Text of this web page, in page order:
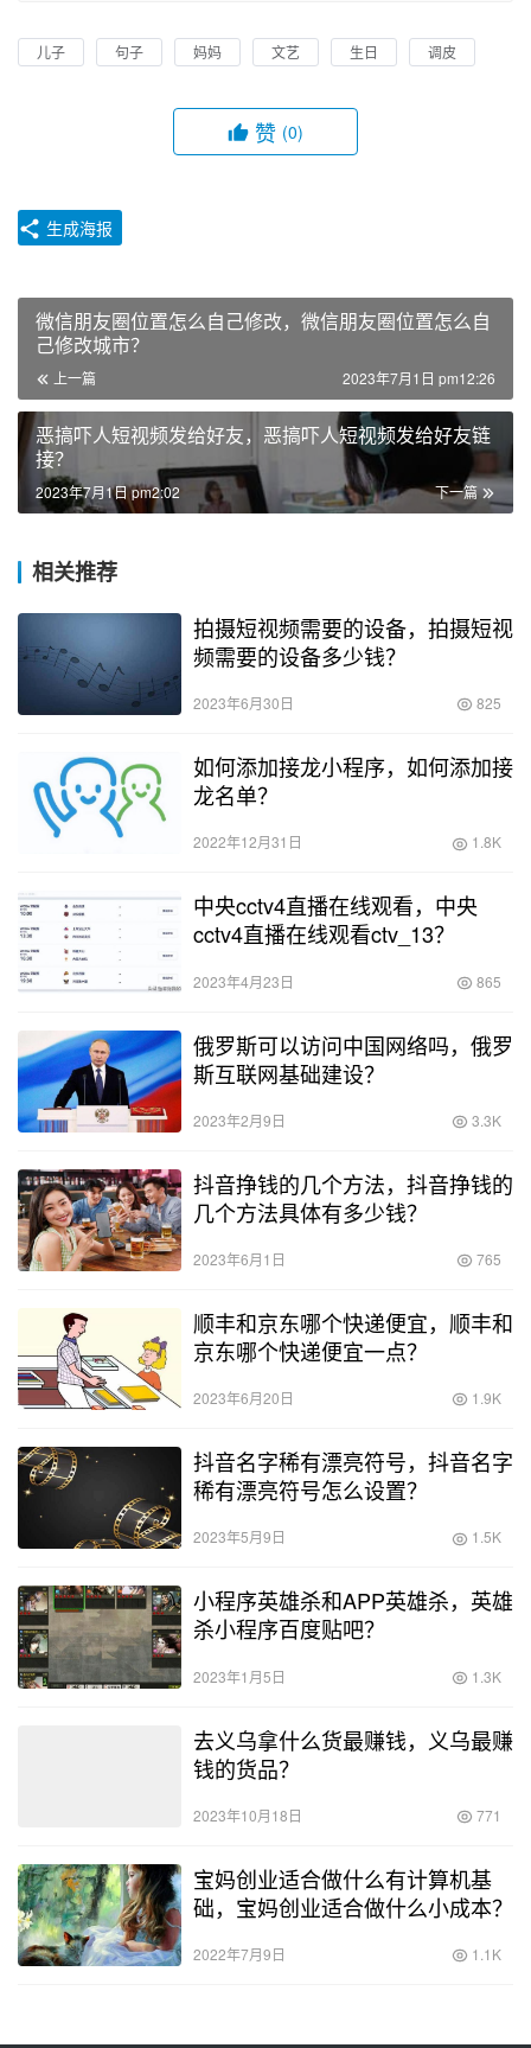
儿子 句子 妈妈 文艺 生日 调皮
赞 (0)
生成海报
微信朋友圈位置怎么自己修改，微信朋友圈位置怎么自
己修改城市？
上一篇 2023年7月1日 pm12:26
恶搞吓人短视频发给好友，恶搞吓人短视频发给好友链
接？
下一篇
2023年7月1日 pm2:02
相关推荐
拍摄短视频需要的设备，拍摄短视
频需要的设备多少钱？
2023年6月30日 825
如何添加接龙小程序，如何添加接
龙名单？
2022年12月31日 1.8K
中央cctv4直播在线观看，中央
cctv4直播在线观看ctv_13？
2023年4月23日 865
俄罗斯可以访问中国网络吗，俄罗
斯互联网基础建设？
2023年2月9日 3.3K
抖音挣钱的几个方法，抖音挣钱的
几个方法具体有多少钱？
2023年6月1日 765
顺丰和京东哪个快递便宜，顺丰和
京东哪个快递便宜一点？
2023年6月20日 1.9K
抖音名字稀有漂亮符号，抖音名字
稀有漂亮符号怎么设置？
2023年5月9日 1.5K
小程序英雄杀和APP英雄杀，英雄
杀小程序百度贴吧？
2023年1月5日 1.3K
去义乌拿什么货最赚钱，义乌最赚
钱的货品？
2023年10月18日 771
宝妈创业适合做什么有计算机基
础，宝妈创业适合做什么小成本？
2022年7月9日 1.1K